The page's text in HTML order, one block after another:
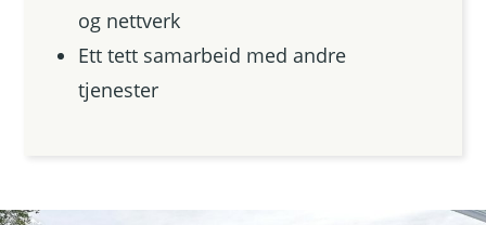
og nettverk
Ett tett samarbeid med andre
tjenester